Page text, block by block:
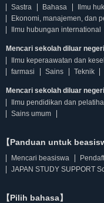
Sastra
Bahasa
Ilmu
Ekonomi, manajemen, dan
Ilmu hubungan international
Mencari sekolah diluar
Ilmu keperaawatan dan
farmasi
Sains Teknik
Mencari sekolah diluar
Ilmu pendidikan dan
Sains umum
【Panduan untuk
Mencari beasiswa
JAPAN STUDY SUPPORT
【Pilih bahasa】